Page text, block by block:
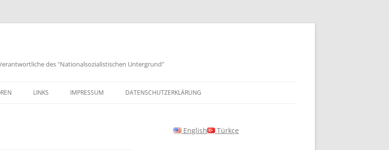
des "Nationalsozialistischen Untergrund"
LINKS IMPRESSUM DATENSCHUTZERKLÄRUNG
English Türkçe